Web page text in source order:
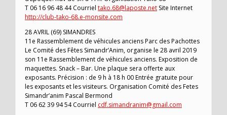
T 06 16 96 48 44 Courriel tako.68@laposte.net Site Internet
http://club-tako-68.e-monsite.com
28 AVRIL (69) SIMANDRES
11e Rassemblement de véhicules anciens Parc des Pachottes
Le Comité des Fêtes Simandr’Anim, organise le 28 avril 2019
son 11e Rassemblement de véhicules anciens. Exposition de
maquettes. Snack – Bar. Une plaque sera offerte aux
exposants. Précision : de 9 h à 18 h 00 Entrée gratuite pour
les exposants et les visiteurs. Organisation Comité des Fetes
Simandr’anim Pascal Bermond
T 06 62 39 94 54 Courriel cdf.simandranim@gmail.com